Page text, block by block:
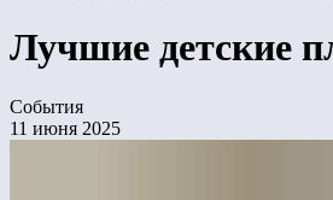
Лучшие детские
События
11 июня 2025